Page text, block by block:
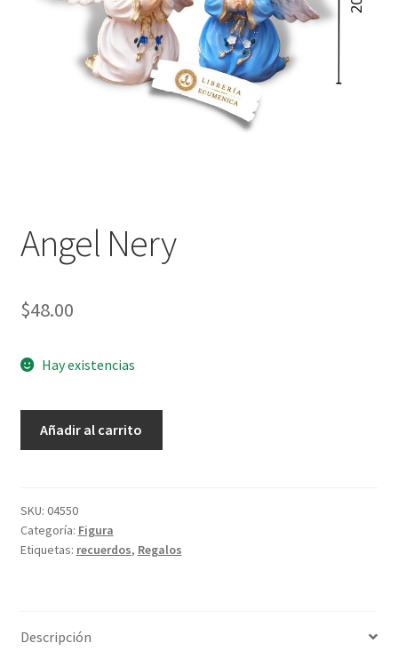
Política de privacidad
Contáctanos
Angel Nery
$48.00
Hay existencias
Añadir al carrito
SKU: 04550
Categoría: Figura
Etiquetas: recuerdos, Regalos
Descripción